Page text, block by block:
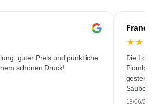
guter Preis und pünktliche
schönen Druck!
★★
Die
gestern
18/06/